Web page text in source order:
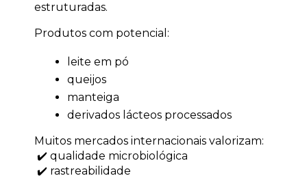
estruturadas.
Produtos com potencial:
leite em pó
queijos
manteiga
derivados lácteos processados
Muitos mercados internacionais valorizam:
✔️ qualidade microbiológica
✔️ rastreabilidade